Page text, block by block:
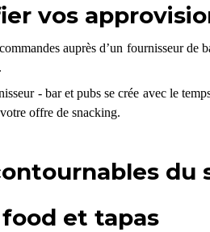
vos
auprès d’un fournisseur
- bar et pubs se crée avec le
offre de snacking.
du
et tapas